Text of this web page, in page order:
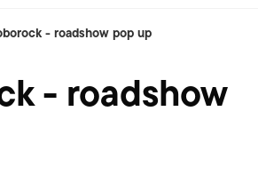
- roadshow pop up
- roadshow